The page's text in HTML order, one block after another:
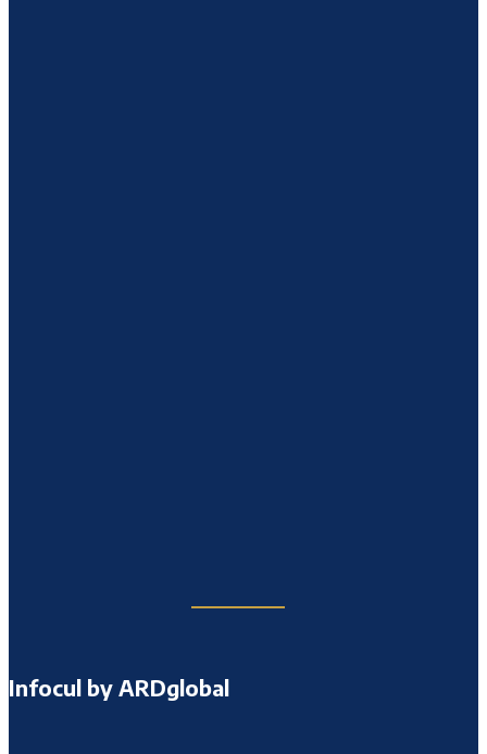
Infocul by ARDglobal